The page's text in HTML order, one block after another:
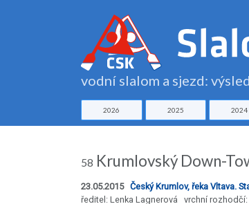
vodní slalom a sjezd:
2026 2025 2024
58 Krumlovský Down-
23.05.2015 Český Krumlov, řeka Vltava.
ředitel: Lenka Lagnerová vrchní rozhodčí: